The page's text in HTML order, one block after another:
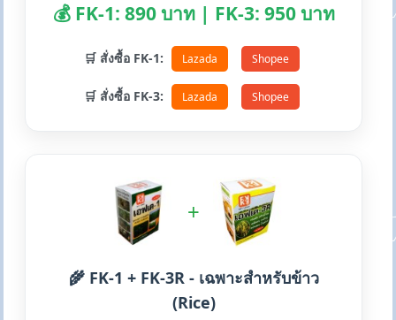
💰 FK-1: 890 บาท | FK-3: 950 บาท
🛒 สั่งซื้อ FK-1: Lazada Shopee
🛒 สั่งซื้อ FK-3: Lazada Shopee
+
🌾 FK-1 + FK-3R - เฉพาะสำหรับข้าว
(Rice)